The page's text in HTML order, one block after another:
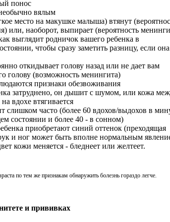
понос
вялым
место на макушке малыша) втянут
или, наоборот, выпирает (вероятность
выглядит родничок вашего ребенка в
чтобы сразу заметить разницу, если она
откидывает голову назад или не дает вам
голову (возможность менингита)
признаки обезвоживания
затруднено, он дышит с шумом, или кожа
вдохе втягивается
слишком часто (более 60 вдохов/выдохов в
состоянии и более 40 - в сонном)
приобретают синий оттенок (преходящая
и ног может быть вполне нормальным
кожи меняется - бледнеет или желтеет.
по тем же признакам обнаружить болезнь гораздо легче.
и прививках